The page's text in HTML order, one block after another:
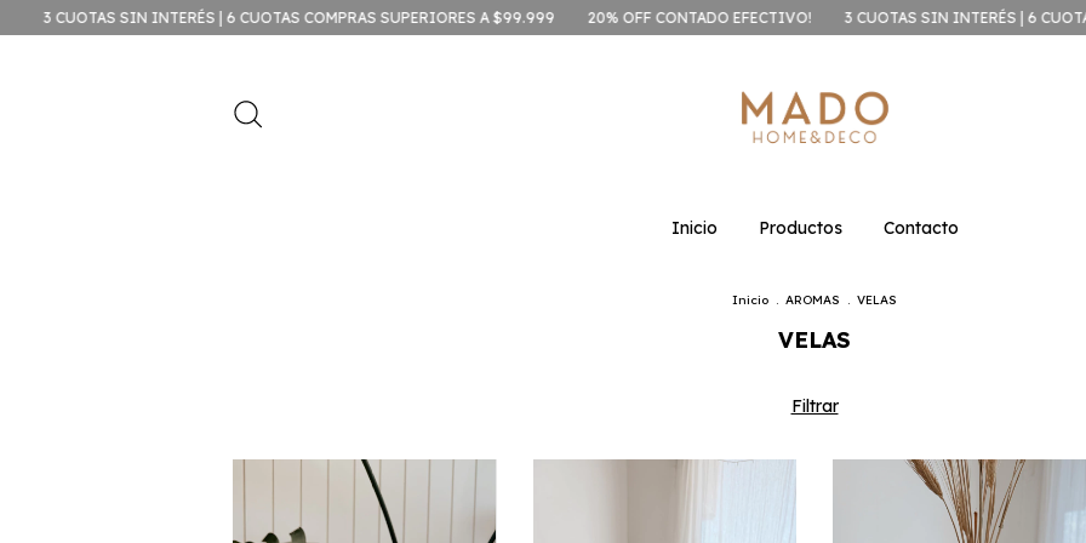
INTERÉS | 6 CUOTAS COMPRAS SUPERIORES A $99.999 20% OFF CONTADO EFECTIVO! 3 CUOTAS SIN INTERÉS | 6 CUOTAS COMPRAS
Inicio Productos Contacto
Inicio . AROMAS . VELAS
VELAS
Filtrar